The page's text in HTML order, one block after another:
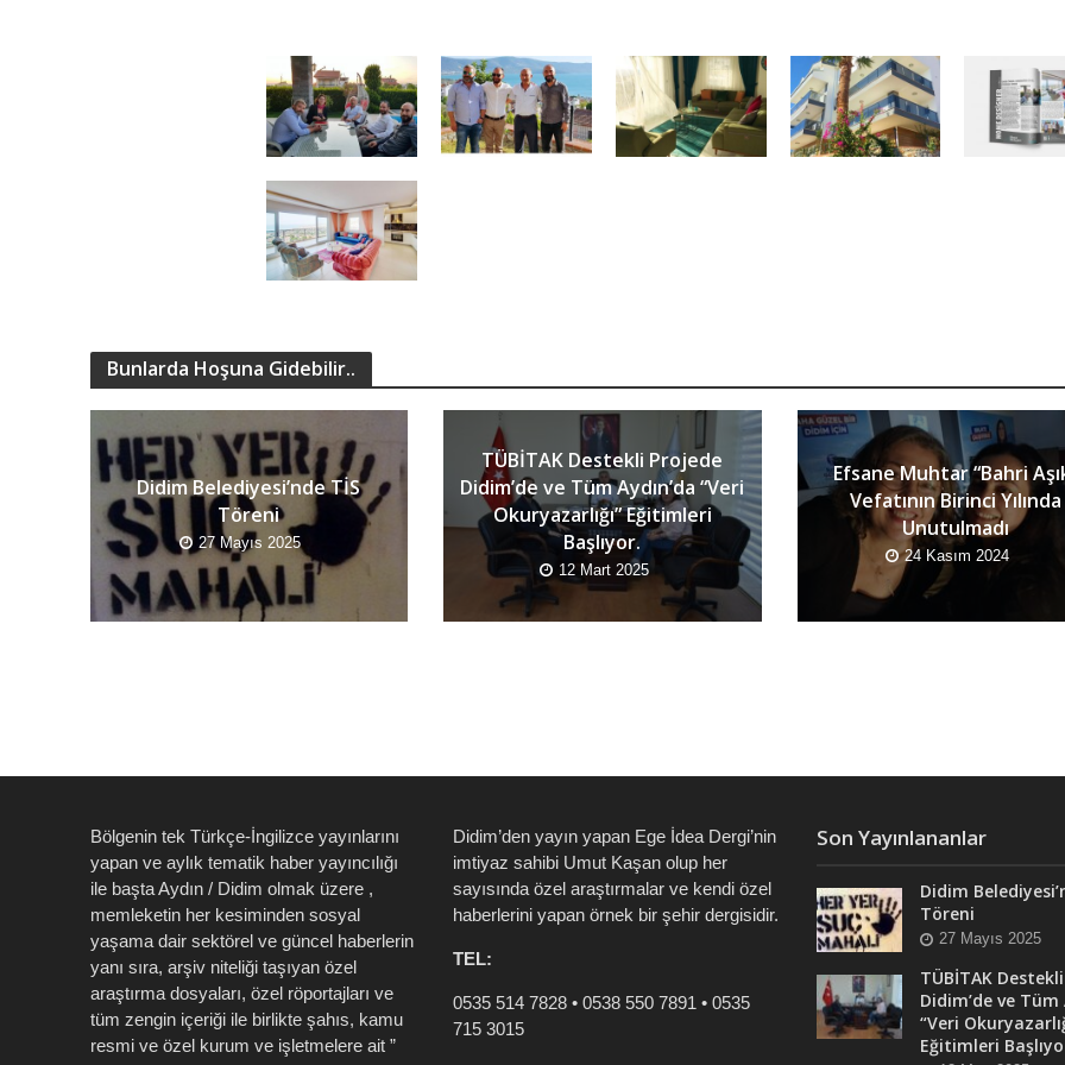
Bunlarda Hoşuna Gidebilir..
Didim Belediyesi’nde TİS
Töreni
27 Mayıs 2025
TÜBİTAK Destekli Projede
Didim’de ve Tüm Aydın’da “Veri
Okuryazarlığı” Eğitimleri
Başlıyor.
12 Mart 2025
Efsane Muhtar “Bahri
Vefatının Birinci Yılında
Unutulmadı
24 Kasım 2024
Bölgenin tek Türkçe-İngilizce yayınlarını
yapan ve aylık tematik haber yayıncılığı
ile başta Aydın / Didim olmak üzere ,
memleketin her kesiminden sosyal
yaşama dair sektörel ve güncel haberlerin
yanı sıra, arşiv niteliği taşıyan özel
araştırma dosyaları, özel röportajları ve
tüm zengin içeriği ile birlikte şahıs, kamu
resmi ve özel kurum ve işletmelere ait ”
Didim’den yayın yapan Ege İdea Dergi’nin
imtiyaz sahibi Umut Kaşan olup her
sayısında özel araştırmalar ve kendi özel
haberlerini yapan örnek bir şehir dergisidir.
TEL:
0535 514 7828 • 0538 550 7891 • 0535
715 3015
Son Yayınlananlar
Didim
Töreni
27 Mayıs 2025
TÜBİTAK
Didim’de ve Tüm
“Veri
Eğitimleri